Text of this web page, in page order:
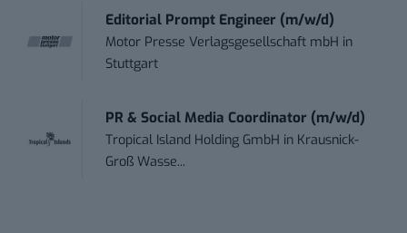
Editorial Prompt Engineer (m/w/d)
Motor Presse Verlagsgesellschaft mbH in
Stuttgart
PR & Social Media Coordinator (m/w/d)
Tropical Island Holding GmbH in Krausnick-
Groß Wasse...